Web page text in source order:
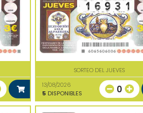
SORTEO DEL JUEVES
13/08/2026
5 DISPONIBLES 0